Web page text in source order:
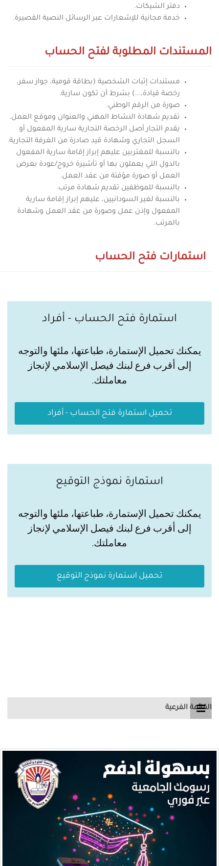
دفتر الشيكات.
خدمة مجانية للإشعارات عبر الرسائل النصية القصيرة.
المستندات المطلوبة لفتح الحساب
مستندات إثبات الشخصية (بطاقة قومية، جواز سفر،
رخصة قيادة،...) بشرط أن تكون سارية.
صورة من الرقم الوطني.
تقديم شهادة النشاط المهني والعنوان وموقع العمل.
يقدم التجار أصل الرخصة التجارية سارية المفعول أو
السجل التجاري وشهادة قيد صادرة من الغرفة التجارية.
بالنسبة للمغتربين عليهم إبراز إقامة سارية المفعول
بالدول التي يعملون بها أو تأشيرة خروج/عودة بغرض
العمل أو صورة مؤقتة من عقد العمل.
بالنسبة للموظفين تقديم شهادة مرتب.
بالنسبة لغير السودانيين، عليهم إبراز إقامة سارية
المفعول وإذن عمل وصورة من عقد العمل وشهادة
بالمرتب.
استمارات فتح الحساب
استمارة فتح الحساب - أفراد
يمكنك تحميل الإستمارة، طباعتها، ملئها والتوجه
إلى أقرب فرع لبنك فيصل الإسلامي لإنجاز
معاملتك.
تحميل استمارة فتح الحساب - أفراد
استمارة نموذج التوقيع
يمكنك تحميل الإستمارة، طباعتها، ملئها والتوجه
إلى أقرب فرع لبنك فيصل الإسلامي لإنجاز
معاملتك.
تحميل استمارة نموذج التوقيع
القائمة الفرعية